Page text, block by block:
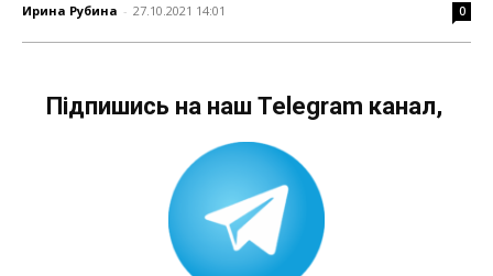
Ирина Рубина - 27.10.2021 14:01 0
Підпишись на наш Telegram канал,